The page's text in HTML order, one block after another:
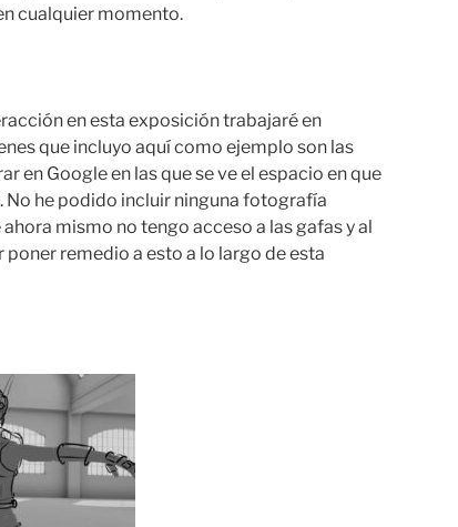
cualquier momento.
en esta exposición trabajaré en
que incluyo aquí como ejemplo son las
en Google en las que se ve el espacio en que
No he podido incluir ninguna fotografía
mismo no tengo acceso a las gafas y al
remedio a esto a lo largo de esta